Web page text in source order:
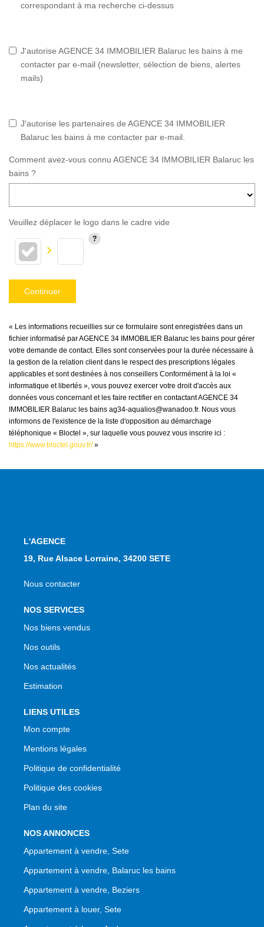
correspondant à ma recherche ci-dessus
J'autorise AGENCE 34 IMMOBILIER Balaruc les bains à me
contacter par e-mail (newsletter, sélection de biens, alertes
mails)
J'autorise les partenaires de AGENCE 34 IMMOBILIER
Balaruc les bains à me contacter par e-mail.
Comment avez-vous connu AGENCE 34 IMMOBILIER Balaruc les
bains ?
Veuillez déplacer le logo dans le cadre vide
Continuer
« Les informations recueillies sur ce formulaire sont enregistrées dans un
fichier informatisé par AGENCE 34 IMMOBILIER Balaruc les bains pour gérer
votre demande de contact. Elles sont conservées pour la durée nécessaire à
la gestion de la relation client dans le respect des prescriptions légales
applicables et sont destinées à nos conseillers Conformément à la loi «
informatique et libertés », vous pouvez exercer votre droit d'accès aux
données vous concernant et les faire rectifier en contactant AGENCE 34
IMMOBILIER Balaruc les bains ag34-aqualios@wanadoo.fr. Nous vous
informons de l'existence de la liste d'opposition au démarchage
téléphonique « Bloctel », sur laquelle vous pouvez vous inscrire ici :
https://www.bloctel.gouv.fr/»
L'AGENCE
19, Rue Alsace Lorraine, 34200 SETE
Nous contacter
NOS SERVICES
Nos biens vendus
Nos outils
Nos actualités
Estimation
LIENS UTILES
Mon compte
Mentions légales
Politique de confidentialité
Politique des cookies
Plan du site
NOS ANNONCES
Appartement à vendre, Sete
Appartement à vendre, Balaruc les bains
Appartement à vendre, Beziers
Appartement à louer, Sete